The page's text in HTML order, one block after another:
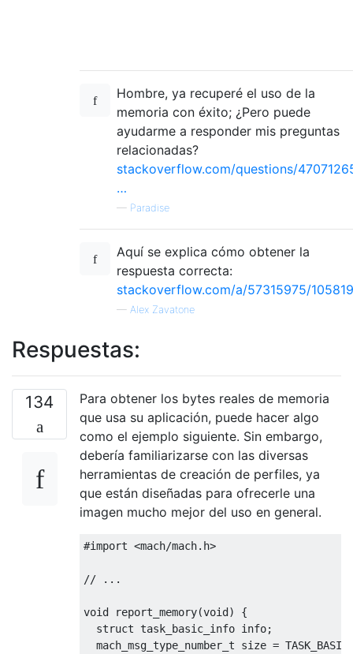
Hombre, ya recuperé el uso de la
memoria con éxito; ¿Pero puede
ayudarme a responder mis preguntas
relacionadas?
stackoverflow.com/questions/
…
— Paradise
Aquí se explica cómo obtener la
respuesta correcta:
stackoverflow.com/a/57315975/
— Alex Zavatone
Respuestas:
134
Para obtener los bytes reales de memoria
que usa su aplicación, puede hacer algo
como el ejemplo siguiente. Sin embargo,
debería familiarizarse con las diversas
herramientas de creación de perfiles, ya
que están diseñadas para ofrecerle una
imagen mucho mejor del uso en general.
#import <mach/mach.h>
// ...
void report_memory(void)
{
struct task_basic_info info;
mach_msg_type_number_t size =